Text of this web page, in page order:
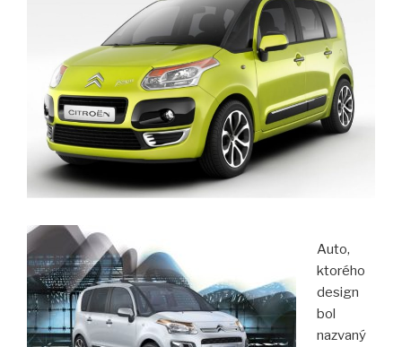
Auto,
ktorého
design
bol
nazvaný